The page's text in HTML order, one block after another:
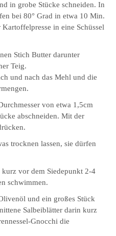
in grobe Stücke schneiden. In
bei 80° Grad in etwa 10 Min.
in eine Schüssel
Stich Butter darunter
Teig.
und nach das Mehl und die
von etwa 1,5cm
abschneiden. Mit der
trocknen lassen, sie dürfen
vor dem Siedepunkt 2-4
schwimmen.
und ein großes Stück
Salbeiblätter darin kurz
Gnocchi die